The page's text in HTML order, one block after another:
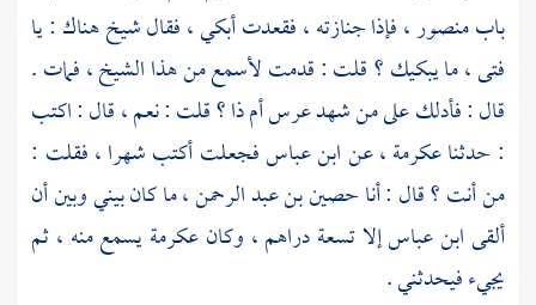
بابمنصور، فإذا جنازته ، فقعدت أبكي ، فقال شيخ هناك : يا
فتى ، ما يبكيك ؟ قلت : قدمت لأسمع من هذا الشيخ ، فمات .
قال : فأدلك على من شهد عرس أم ذا ؟ قلت : نعم ، قال : اكتب
: حدثناعكرمة، عنابن عباسفجعلت أكتب شهرا ، فقلت :
من أنت ؟ قال : أناحصين بن عبد الرحمن، ما كان بيني وبين أن
ألقىابن عباسإلا تسعة دراهم ، وكانعكرمةيسمع منه ، ثم
يجيء فيحدثني .